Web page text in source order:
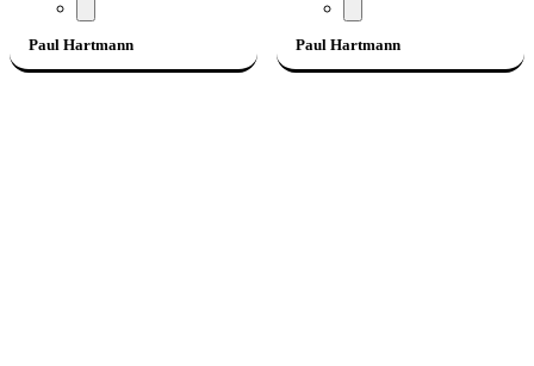
Paul Hartmann Paul Hartmann